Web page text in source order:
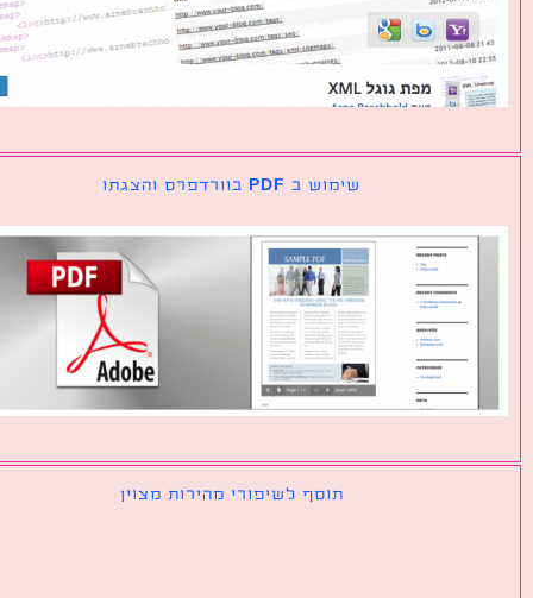
שימוש ב PDF בוורדפרס והצגתו
תוסף לשיפורי מהירות מצוין